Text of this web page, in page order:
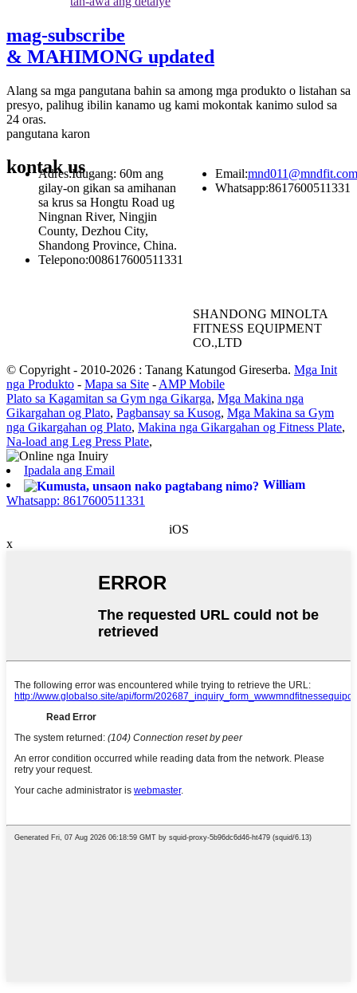
mag-subscribe
& MAHIMONG updated
Alang sa mga pangutana bahin sa among mga produkto o listahan sa
presyo, palihug ibilin kanamo ug kami mokontak kanimo sulod sa
24 oras.
pangutana karon
kontakus
Adres:Idugang: 60m ang
gilay-on gikan sa amihanan
sa krus sa Hongtu Road ug
Ningnan River, Ningjin
County, Dezhou City,
Shandong Province, China.
Telepono:008617600511331
Email:mnd011@mndfit.com
Whatsapp:8617600511331
SHANDONG MINOLTA
FITNESS EQUIPMENT
CO.,LTD
© Copyright - 2010-2026 : Tanang Katungod Gireserba. Mga Init
nga Produkto - Mapa sa Site - AMP Mobile
Plato sa Kagamitan sa Gym nga Gikarga, Mga Makina nga
Gikargahan og Plato, Pagbansay sa Kusog, Mga Makina sa Gym
nga Gikargahan og Plato, Makina nga Gikargahan og Fitness Plate,
Na-load ang Leg Press Plate,
Ipadala ang Email
William
Whatsapp: 8617600511331
iOS
x